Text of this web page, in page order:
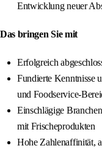
Entwicklung neuer
Das bringen Sie mit
Erfolgreich
Fundierte Kenntnisse
und Foodservice-
Einschlägige
mit Frischeprodukten
Hohe Zahlenaffinität,